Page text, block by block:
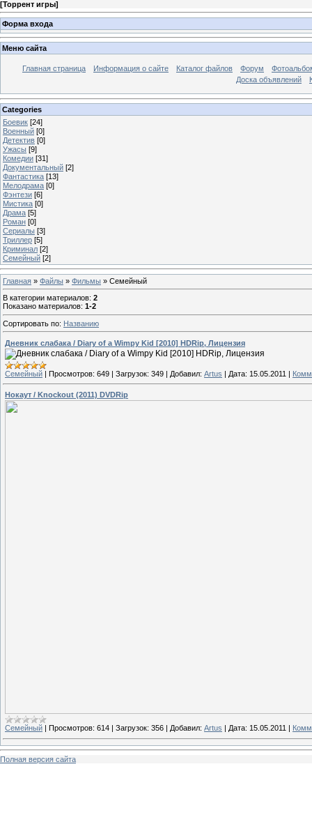
[Торрент игры]
Форма входа
Меню сайта
Главная страница Информация о сайте Каталог файлов Форум
Доска объявлений
Categories
Боевик [24]
Военный [0]
Детектив [0]
Ужасы [9]
Комедии [31]
Документальный [2]
Фантастика [13]
Мелодрама [0]
Фэнтези [6]
Мистика [0]
Драма [5]
Роман [0]
Сериалы [3]
Триллер [5]
Криминал [2]
Семейный [2]
Главная » Файлы » Фильмы » Семейный
В категории материалов: 2
Показано материалов: 1-2
Сортировать по: Названию
Дневник слабака / Diary of a Wimpy Kid [2010] HDRip, Лицензия
Семейный | Просмотров: 649 | Загрузок: 349 | Добавил: Artus | Дата: 15.05.2011 |
Нокаут / Knockout (2011) DVDRip
Семейный Просмотров: 614 Загрузок: 356 Добавил: Artus Дата: 15.05.2011
Полная версия сайта